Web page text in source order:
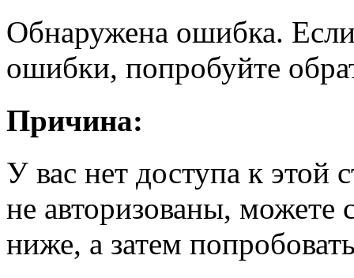
Обнаружена ошибка.
ошибки, попробуйте
Причина:
У вас нет доступа к
не авторизованы, можете
ниже, а затем